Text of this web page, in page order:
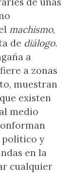
machismo,
de diálogo.
a
a zonas
muestran
existen
medio
político y
en la
cualquier